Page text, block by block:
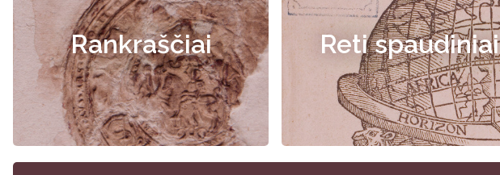
Rankraščiai Reti spaudiniai